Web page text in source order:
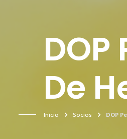
De
Inicio Socios DOP